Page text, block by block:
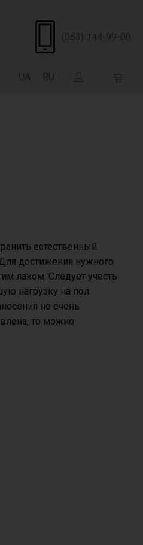
(063) 144-99-00
UA RU
естественный
Для достижения нужного
лаком. Следует учесть
нагрузку на пол.
не очень
то можно